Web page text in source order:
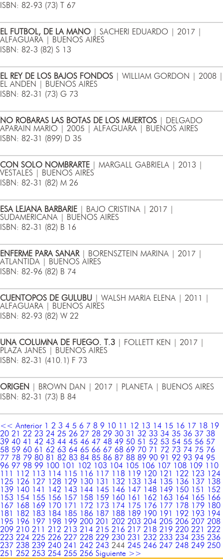
ISBN: 82-93 (73) T 67
EL FUTBOL, DE LA MANO | SACHERI EDUARDO | 2017 |
ALFAGUARA | BUENOS AIRES
ISBN: 82-3 (82) S 13
EL REY DE LOS BAJOS FONDOS | WILLIAM GORDON | 2008 |
EL ANDEN | BUENOS AIRES
ISBN: 82-31 (73) G 73
NO ROBARAS LAS BOTAS DE LOS MUERTOS | DELGADO
APARAIN MARIO | 2005 | ALFAGUARA | BUENOS AIRES
ISBN: 82-31 (899) D 35
CON SOLO NOMBRARTE | MARGALL GABRIELA | 2013 |
VESTALES | BUENOS AIRES
ISBN: 82-31 (82) M 26
ESA LEJANA BARBARIE | BAJO CRISTINA | 2017 |
SUDAMERICANA | BUENOS AIRES
ISBN: 82-31 (82) B 16
ENFERME PARA SANAR| BORENSZTEIN MARINA | 2017 |
ATLANTIDA | BUENOS AIRES
ISBN: 82-96 (82) B 74
CUENTOPOS DE GULUBU | WALSH MARIA ELENA | 2011 |
ALFAGUARA | BUENOS AIRES
ISBN: 82-93 (82) W 22
UNA COLUMNA DE FUEGO. T.3 | FOLLETT KEN | 2017 |
PLAZA JANES | BUENOS AIRES
ISBN: 82-31 (410.1) F 73
ORIGEN
| BROWN DAN | 2017 | PLANETA | BUENOS AIRES
ISBN: 82-31 (73) B 84
<< Anterior 1 2 3 4 5 6 7 8 9 10 11 12 13 14 15 16 17 18 19
20 21 22 23 24 25 26 27 28 29 30 31 32 33 34 35 36 37 38
39 40 41 42 43 44 45 46 47 48 49 50 51 52 53 54 55 56 57
58 59 60 61 62 63 64 65 66 67 68 69 70 71 72 73 74 75 76
77 78 79 80 81 82 83 84 85 86 87 88 89 90 91 92 93 94 95
96 97 98 99 100 101 102 103 104 105 106 107 108 109 110
111
112 113 114 115 116 117 118 119 120 121 122 123 124
125 126 127 128 129 130 131 132 133 134 135 136 137 138
139 140 141 142 143 144 145 146 147 148 149 150 151
152
153 154 155 156 157 158 159 160 161 162 163 164 165 166
167 168 169 170 171 172 173 174 175 176 177 178 179 180
181
182 183 184 185 186 187 188 189 190 191 192 193 194
195 196 197 198 199 200 201 202 203 204 205 206 207 208
209 210 211 212 213 214 215 216 217 218 219 220 221 222
223 224 225 226 227 228 229 230 231 232 233 234 235 236
237 238 239 240 241 242 243 244 245 246 247 248 249 250
251 252 253 254 255 256 Siguiente >>